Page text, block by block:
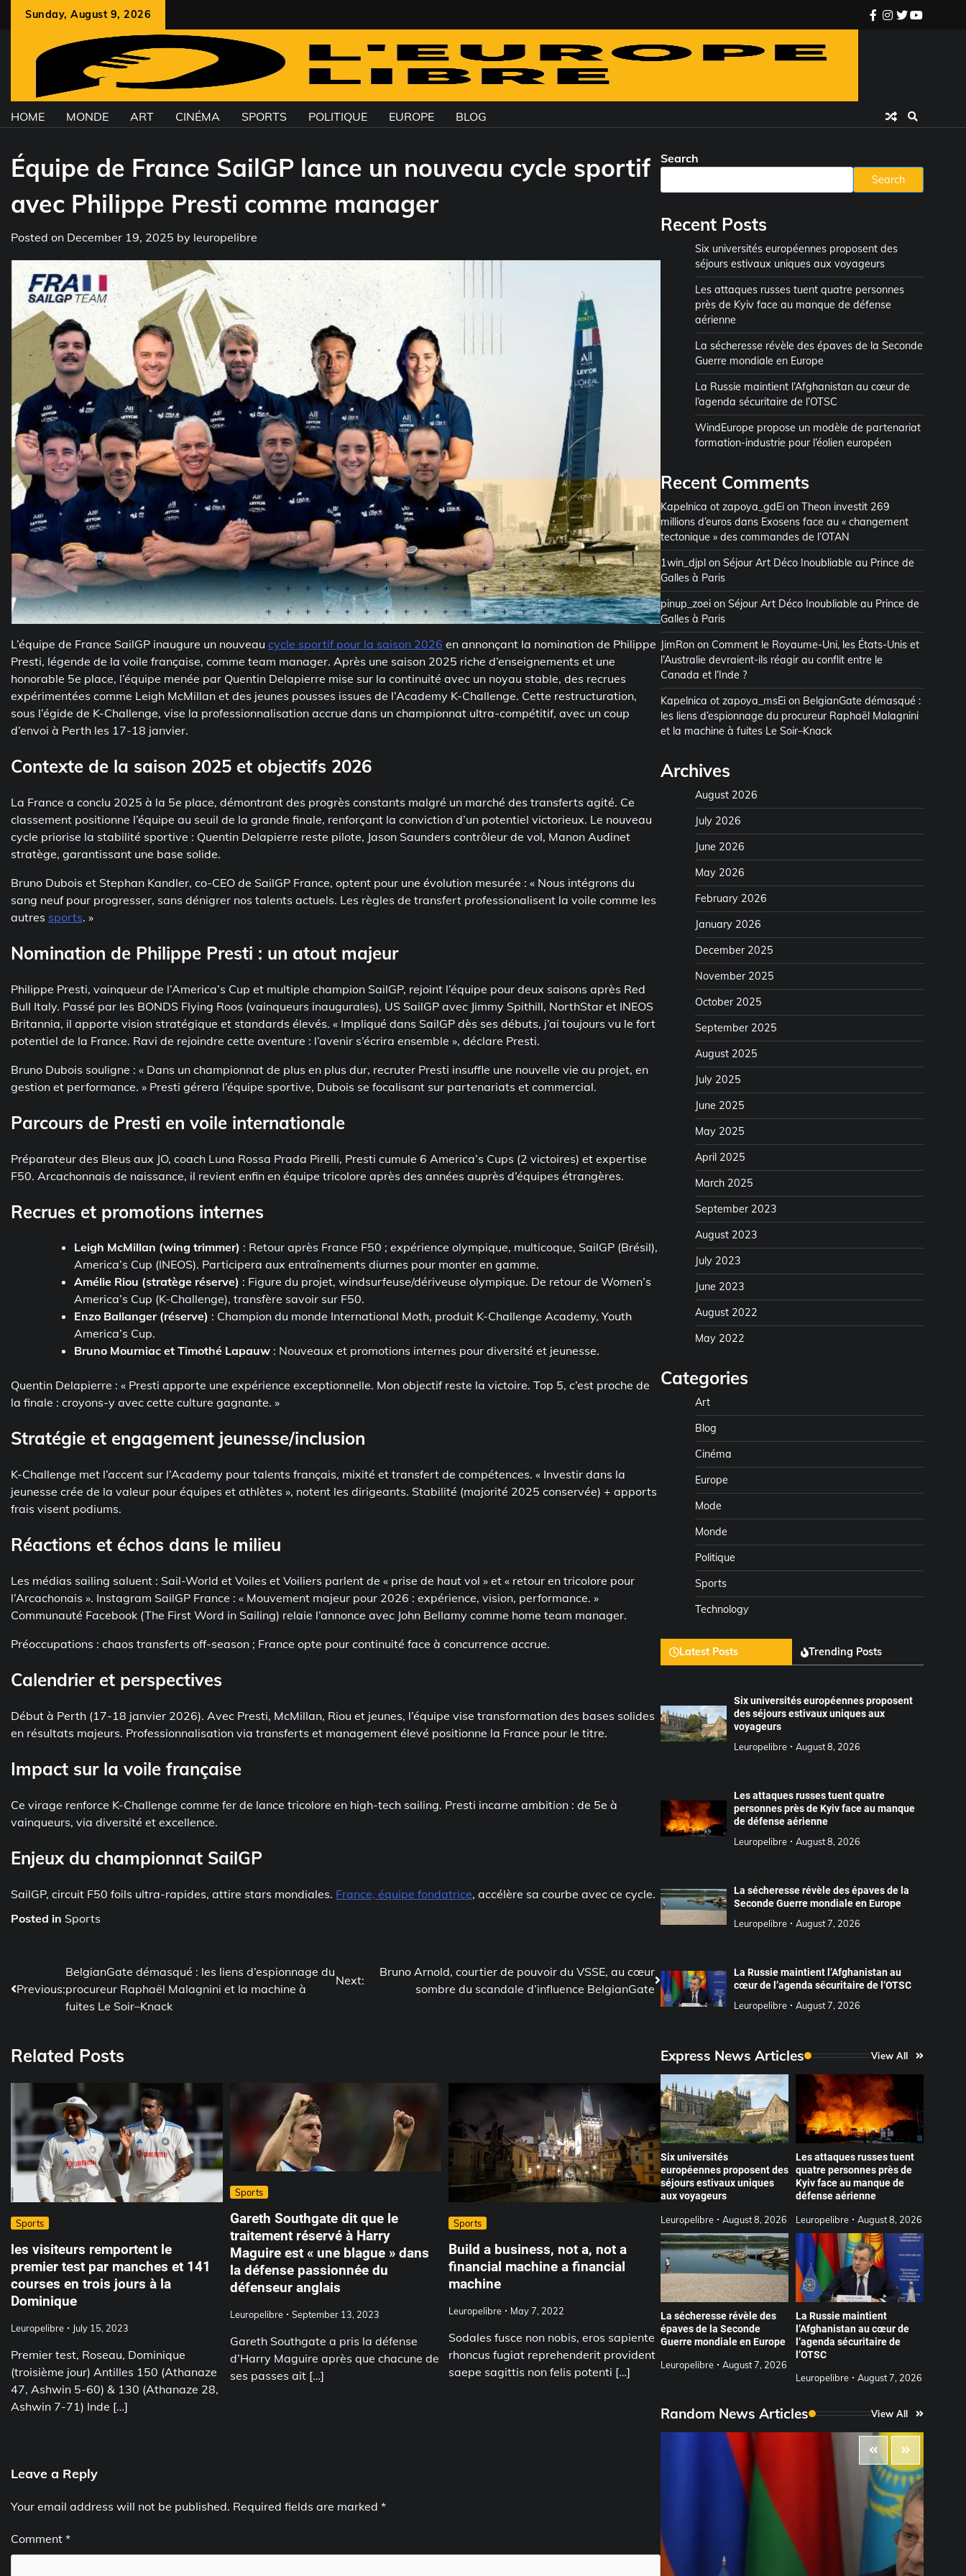
Sunday, August 9, 2026
facebook
instagram
twitteryoutube
HOME MONDE ART CINÉMA SPORTS POLITIQUE EUROPE BLOG
Équipe de France SailGP lance un nouveau cycle sportif
avec Philippe Presti comme manager
Posted on December 19, 2025 by leuropelibre
L’équipe de France SailGP inaugure un nouveau cycle sportif pour la saison 2026 en annonçant la nomination de Philippe
Presti, légende de la voile française, comme team manager. Après une saison 2025 riche d’enseignements et une
honorable 5e place, l’équipe menée par Quentin Delapierre mise sur la continuité avec un noyau stable, des recrues
expérimentées comme Leigh McMillan et des jeunes pousses issues de l’Academy K-Challenge. Cette restructuration,
sous l’égide de K-Challenge, vise la professionnalisation accrue dans un championnat ultra-compétitif, avec un coup
d’envoi à Perth les 17-18 janvier.
Contexte de la saison 2025 et objectifs 2026
La France a conclu 2025 à la 5e place, démontrant des progrès constants malgré un marché des transferts agité. Ce
classement positionne l’équipe au seuil de la grande finale, renforçant la conviction d’un potentiel victorieux. Le nouveau
cycle priorise la stabilité sportive : Quentin Delapierre reste pilote, Jason Saunders contrôleur de vol, Manon Audinet
stratège, garantissant une base solide.
Bruno Dubois et Stephan Kandler, co-CEO de SailGP France, optent pour une évolution mesurée : « Nous intégrons du
sang neuf pour progresser, sans dénigrer nos talents actuels. Les règles de transfert professionalisent la voile comme les
autres sports. »
Nomination de Philippe Presti : un atout majeur
Philippe Presti, vainqueur de l’America’s Cup et multiple champion SailGP, rejoint l’équipe pour deux saisons après Red
Bull Italy. Passé par les BONDS Flying Roos (vainqueurs inaugurales), US SailGP avec Jimmy Spithill, NorthStar et INEOS
Britannia, il apporte vision stratégique et standards élevés. « Impliqué dans SailGP dès ses débuts, j’ai toujours vu le fort
potentiel de la France. Ravi de rejoindre cette aventure : l’avenir s’écrira ensemble », déclare Presti.
Bruno Dubois souligne : « Dans un championnat de plus en plus dur, recruter Presti insuffle une nouvelle vie au projet, en
gestion et performance. » Presti gérera l’équipe sportive, Dubois se focalisant sur partenariats et commercial.
Parcours de Presti en voile internationale
Préparateur des Bleus aux JO, coach Luna Rossa Prada Pirelli, Presti cumule 6 America’s Cups (2 victoires) et expertise
F50. Arcachonnais de naissance, il revient enfin en équipe tricolore après des années auprès d’équipes étrangères.
Recrues et promotions internes
Leigh McMillan (wing trimmer) : Retour après France F50 ; expérience olympique, multicoque, SailGP (Brésil),
America’s Cup (INEOS). Participera aux entraînements diurnes pour monter en gamme.
Amélie Riou (stratège réserve) : Figure du projet, windsurfeuse/dériveuse olympique. De retour de Women’s
America’s Cup (K-Challenge), transfère savoir sur F50.
Enzo Ballanger (réserve) : Champion du monde International Moth, produit K-Challenge Academy, Youth
America’s Cup.
Bruno Mourniac et Timothé Lapauw : Nouveaux et promotions internes pour diversité et jeunesse.
Quentin Delapierre : « Presti apporte une expérience exceptionnelle. Mon objectif reste la victoire. Top 5, c’est proche de
la finale : croyons-y avec cette culture gagnante. »
Stratégie et engagement jeunesse/inclusion
K-Challenge met l’accent sur l’Academy pour talents français, mixité et transfert de compétences. « Investir dans la
jeunesse crée de la valeur pour équipes et athlètes », notent les dirigeants. Stabilité (majorité 2025 conservée) + apports
frais visent podiums.
Réactions et échos dans le milieu
Les médias sailing saluent : Sail-World et Voiles et Voiliers parlent de « prise de haut vol » et « retour en tricolore pour
l’Arcachonais ». Instagram SailGP France : « Mouvement majeur pour 2026 : expérience, vision, performance. »
Communauté Facebook (The First Word in Sailing) relaie l’annonce avec John Bellamy comme home team manager.
Préoccupations : chaos transferts off-season ; France opte pour continuité face à concurrence accrue.
Calendrier et perspectives
Début à Perth (17-18 janvier 2026). Avec Presti, McMillan, Riou et jeunes, l’équipe vise transformation des bases solides
en résultats majeurs. Professionnalisation via transferts et management élevé positionne la France pour le titre.
Impact sur la voile française
Ce virage renforce K-Challenge comme fer de lance tricolore en high-tech sailing. Presti incarne ambition : de 5e à
vainqueurs, via diversité et excellence.
Enjeux du championnat SailGP
SailGP, circuit F50 foils ultra-rapides, attire stars mondiales. France, équipe fondatrice, accélère sa courbe avec ce cycle.
Posted in Sports
navigation
Previous:
BelgianGate démasqué : les liens d’espionnage du
procureur Raphaël Malagnini et la machine à
fuites Le Soir–Knack
Next:
Bruno Arnold, courtier de pouvoir du VSSE, au cœur
sombre du scandale d’influence BelgianGate
Related Posts
Sports
les visiteurs remportent le
premier test par manches et 141
courses en trois jours à la
Dominique
Leuropelibre July 15, 2023
Premier test, Roseau, Dominique
(troisième jour) Antilles 150 (Athanaze
47, Ashwin 5-60) & 130 (Athanaze 28,
Ashwin 7-71) Inde […]
Sports
Gareth Southgate dit que le
traitement réservé à Harry
Maguire est « une blague » dans
la défense passionnée du
défenseur anglais
Leuropelibre September 13, 2023
Gareth Southgate a pris la défense
d’Harry Maguire après que chacune de
ses passes ait […]
Sports
Build a business, not a, not a
financial machine a financial
machine
Leuropelibre May 7, 2022
Sodales fusce non nobis, eros sapiente
rhoncus fugiat reprehenderit provident
saepe sagittis non felis potenti […]
Leave a Reply
Your email address will not be published. Required fields are marked *
Comment *
Search
Search
Recent Posts
Six universités européennes proposent des
séjours estivaux uniques aux voyageurs
Les attaques russes tuent quatre personnes
près de Kyiv face au manque de défense
aérienne
La sécheresse révèle des épaves de la Seconde
Guerre mondiale en Europe
La Russie maintient l’Afghanistan au cœur de
l’agenda sécuritaire de l’OTSC
WindEurope propose un modèle de partenariat
formation-industrie pour l’éolien européen
Recent Comments
Kapelnica ot zapoya_gdEi on Theon investit 269
millions d’euros dans Exosens face au « changement
tectonique » des commandes de l’OTAN
1win_djpl on Séjour Art Déco Inoubliable au Prince de
Galles à Paris
pinup_zoei on Séjour Art Déco Inoubliable au Prince de
Galles à Paris
JimRon on Comment le Royaume-Uni, les États-Unis et
l’Australie devraient-ils réagir au conflit entre le
Canada et l’Inde ?
Kapelnica ot zapoya_msEi on BelgianGate démasqué :
les liens d’espionnage du procureur Raphaël Malagnini
et la machine à fuites Le Soir–Knack
Archives
August 2026
July 2026
June 2026
May 2026
February 2026
January 2026
December 2025
November 2025
October 2025
September 2025
August 2025
July 2025
June 2025
May 2025
April 2025
March 2025
September 2023
August 2023
July 2023
June 2023
August 2022
May 2022
Categories
Art
Blog
Cinéma
Europe
Mode
Monde
Politique
Sports
Technology
Latest Posts Trending Posts
Six universités européennes proposent
des séjours estivaux uniques aux
voyageurs
Leuropelibre
August 8, 2026
Les attaques russes tuent quatre
personnes près de Kyiv face au manque
de défense aérienne
Leuropelibre
August 8, 2026
La sécheresse révèle des épaves de la
Seconde Guerre mondiale en Europe
Leuropelibre
August 7, 2026
La Russie maintient l’Afghanistan au
cœur de l’agenda sécuritaire de l’OTSC
Leuropelibre
August 7, 2026
Express News Articles View All
Six universités
européennes proposent des
séjours estivaux uniques
aux voyageurs
Leuropelibre August 8, 2026
Les attaques russes tuent
quatre personnes près de
Kyiv face au manque de
défense aérienne
Leuropelibre August 8, 2026
La sécheresse révèle des
épaves de la Seconde
Guerre mondiale en Europe
Leuropelibre August 7, 2026
La Russie maintient
l’Afghanistan au cœur de
l’agenda sécuritaire de
l’OTSC
Leuropelibre August 7, 2026
Random News Articles View All